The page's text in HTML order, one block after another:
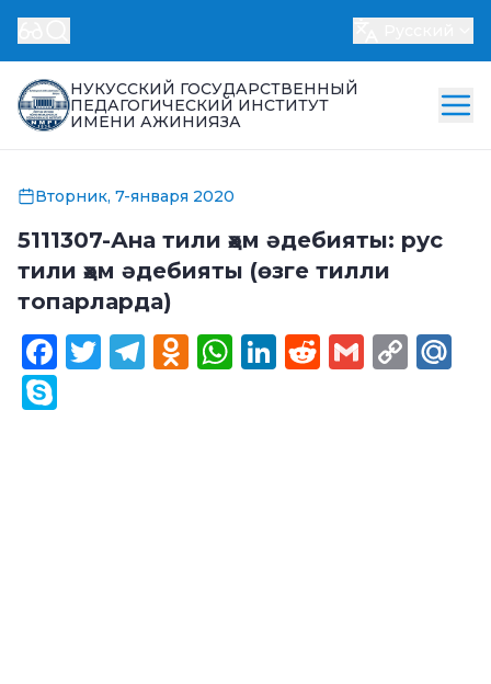
НУКУССКИЙ ГОСУДАРСТВЕННЫЙ
ПЕДАГОГИЧЕСКИЙ ИНСТИТУТ
ИМЕНИ АЖИНИЯЗА
Вторник, 7-января 2020
5111307-Ана тили ҳәм әдебияты: рус
тили ҳәм әдебияты (өзге тилли
топарларда)
Facebook
Twitter
Telegram
Odnoklassniki
WhatsApp
LinkedIn
Reddit
Gmail